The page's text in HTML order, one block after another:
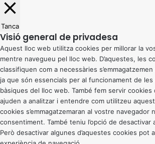
Tanca
Visió general de privadesa
Aquest lloc web utilitza cookies per millorar la
mentre navegueu pel lloc web. D’aquestes, les
classifiquen com a necessàries
ja que són essencials per al funcionament de
bàsiques del lloc web. També fem servir
ajuden a analitzar i entendre com utilitzeu
cookies s’emmagatzemaran al vostre navegador
consentiment. També teniu l’opció de desactivar
Però desactivar algunes d’aquestes cookies pot